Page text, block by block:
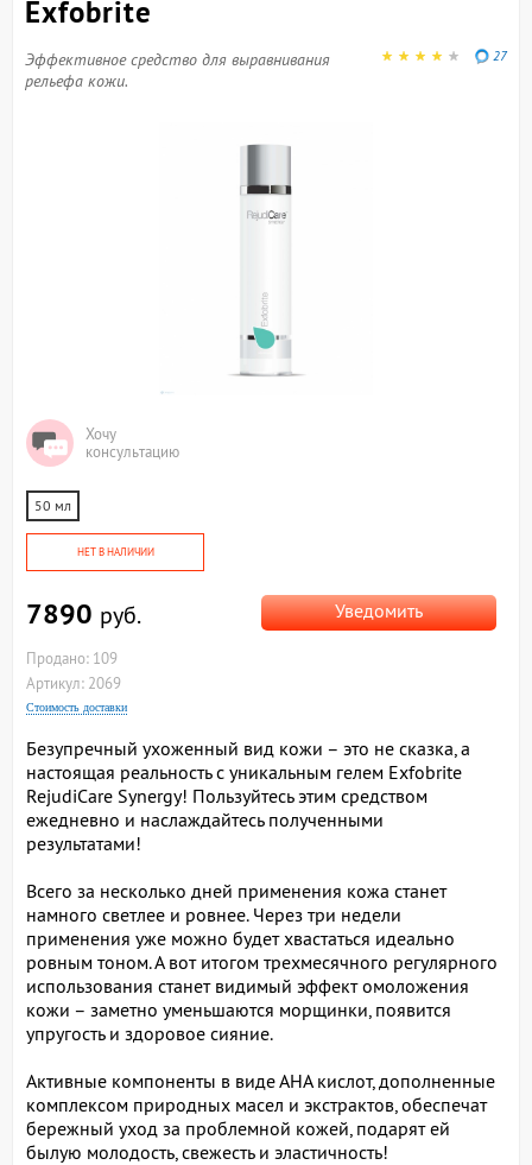
Exfobrite
27
Эффективное средство для выравнивания
рельефа кожи.
Хочу
консультацию
50 мл
НЕТ В НАЛИЧИИ
7890 руб. Уведомить
Продано: 109
Артикул: 2069
Стоимость доставки
Безупречный ухоженный вид кожи – это не сказка, а
настоящая реальность с уникальным гелем Exfobrite
RejudiCare Synergy! Пользуйтесь этим средством
ежедневно и наслаждайтесь полученными
результатами!
Всего за несколько дней применения кожа станет
намного светлее и ровнее. Через три недели
применения уже можно будет хвастаться идеально
ровным тоном. А вот итогом трехмесячного регулярного
использования станет видимый эффект омоложения
кожи – заметно уменьшаются морщинки, появится
упругость и здоровое сияние.
Активные компоненты в виде АНА кислот, дополненные
комплексом природных масел и экстрактов, обеспечат
бережный уход за проблемной кожей, подарят ей
былую молодость, свежесть и эластичность!